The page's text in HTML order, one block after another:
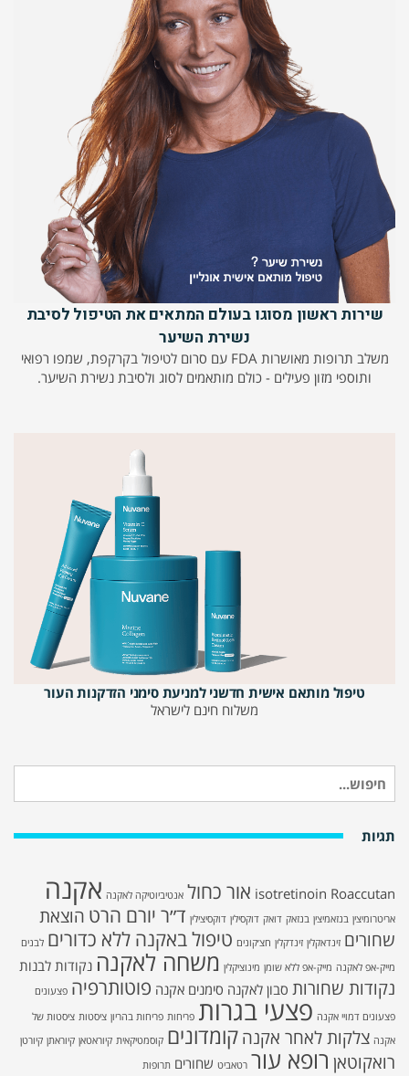
שירות ראשון מסוגו בעולם המתאים את הטיפול לסיבת
נשירת השיער
משלב תרופות מאושרות FDA עם סרום לטיפול בקרקפת, שמפו רפואי
ותוספי מזון פעילים - כולם מותאמים לסוג ולסיבת נשירת השיער.
טיפול מותאם אישית חדשני למניעת סימני הזדקנות העור
משלוח חינם לישראל
עבור:
תגיות
isotretinoin Roaccutan אור כחול אנטיביוטיקה לאקנה אקנה
אריטרומיצין בנזאמיצין בנזאק דואק דוקסילין דוקסיצילין ד״ר יורם הרט הוצאת
שחורים זינדאקלין זינדקלין חצ׳קונים טיפול באקנה ללא כדורים לבנים
מייק-אפ לאקנה מייק-אפ ללא שומן מינוציקלין משחה לאקנה נקודות לבנות
נקודות שחורות סבון לאקנה סימנים אקנה פוטותרפיה פצעונים
פצעונים דמויי אקנה פצעי בגרות פריחות פריחות בהריון ציסטות ציסטות של
אקנה צלקות לאחר אקנה קומדונים קוסמטיקאית קיוראטאן קיוראתן קיורטן
רואקוטאן רופא עור רטאביט שחורים תרופות